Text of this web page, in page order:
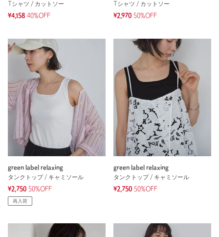
Tシャツ / カットソー
¥4,158 40%OFF
Tシャツ / カットソー
¥2,970 50%OFF
green label relaxing
タンクトップ / キャミソール
¥2,750 50%OFF
再入荷
green label relaxing
タンクトップ / キャミソール
¥2,750 50%OFF